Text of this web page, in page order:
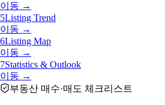
이동 →
5Listing Trend
이동 →
6Listing Map
이동 →
7Statistics & Outlook
이동 →
부동산 매수·매도 체크리스트